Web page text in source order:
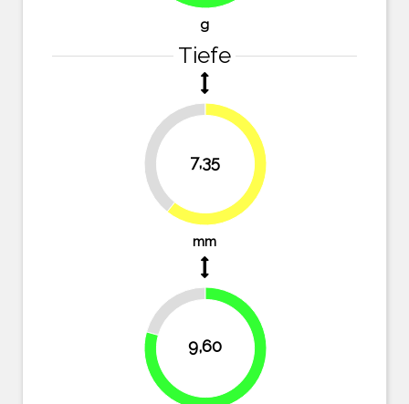
g
Tiefe
7,35
39.3%
60.7%
mm
9,60
20.7%
79.3%